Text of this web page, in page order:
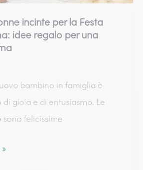
incinte per la Festa
idee regalo per una
bambino in famiglia è
gioia e di entusiasmo. Le
felicissime